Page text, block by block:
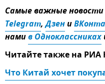
Самые важные
Telegram,Дзени
намив Одноклассниках
Читайте также на
Что Китай хочет